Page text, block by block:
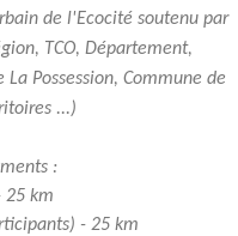
de l'Ecocité soutenu par
TCO, Département,
Possession, Commune de
...)
:
25 km
- 25 km